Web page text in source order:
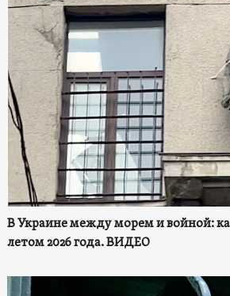
В Украине между морем и войной:
летом 2026 года. ВИДЕО